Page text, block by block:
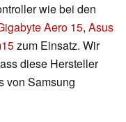
wie bei den
Aero 15, Asus
zum Einsatz. Wir
diese Hersteller
von Samsung